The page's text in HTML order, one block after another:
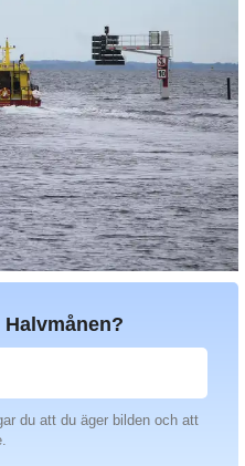
du att du äger bilden och att